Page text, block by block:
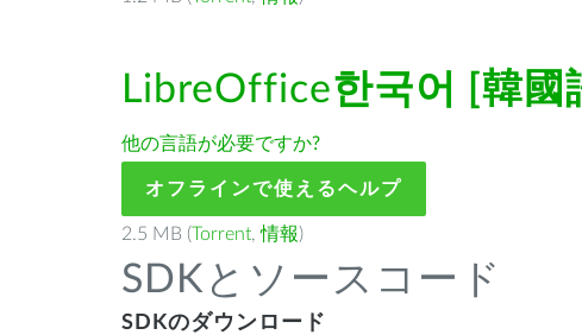
LibreOffice한국어 [韓國
他の言語が必要ですか?
オフラインで使えるヘルプ
2.5 MB (Torrent,情報)
SDKとソースコード
SDKのダウンロード